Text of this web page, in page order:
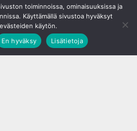
toiminnoissa, ominaisuuksissa ja
Käyttämällä sivustoa hyväksyt
evästeiden käytön.
En hyväksy Lisätietoja